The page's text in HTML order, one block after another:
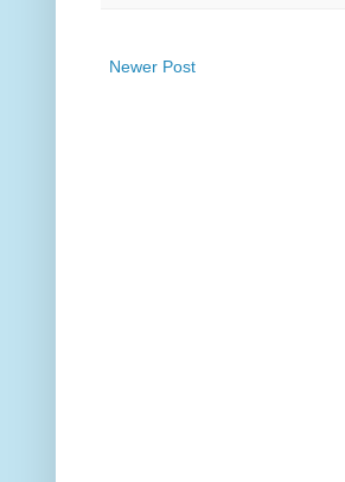
Newer Post